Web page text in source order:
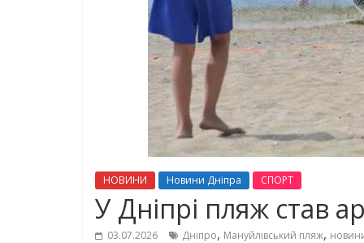
НОВИНИ Новини Дніпра СПОРТ
У Дніпрі пляж став
03.07.2026 Дніпро, Мануйлівський пляж,